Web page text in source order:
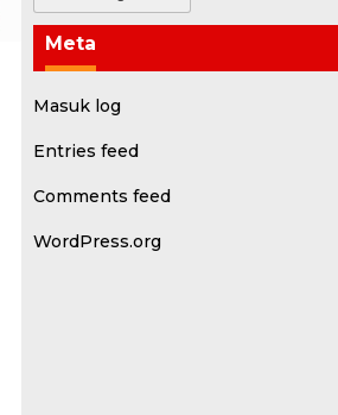
Meta
Masuk log
Entries feed
Comments feed
WordPress.org